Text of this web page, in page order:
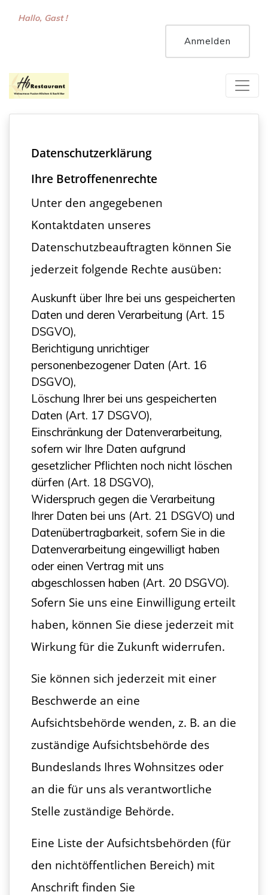
Hallo, Gast !
Anmelden
Datenschutzerklärung
Ihre Betroffenenrechte
Unter den angegebenen
Kontaktdaten unseres
Datenschutzbeauftragten können Sie
jederzeit folgende Rechte ausüben:
Auskunft über Ihre bei uns gespeicherten
Daten und deren Verarbeitung (Art. 15
DSGVO),
Berichtigung unrichtiger
personenbezogener Daten (Art. 16
DSGVO),
Löschung Ihrer bei uns gespeicherten
Daten (Art. 17 DSGVO),
Einschränkung der Datenverarbeitung,
sofern wir Ihre Daten aufgrund
gesetzlicher Pflichten noch nicht löschen
dürfen (Art. 18 DSGVO),
Widerspruch gegen die Verarbeitung
Ihrer Daten bei uns (Art. 21 DSGVO) und
Datenübertragbarkeit, sofern Sie in die
Datenverarbeitung eingewilligt haben
oder einen Vertrag mit uns
abgeschlossen haben (Art. 20 DSGVO).
Sofern Sie uns eine Einwilligung erteilt
haben, können Sie diese jederzeit mit
Wirkung für die Zukunft widerrufen.
Sie können sich jederzeit mit einer
Beschwerde an eine
Aufsichtsbehörde wenden, z. B. an die
zuständige Aufsichtsbehörde des
Bundeslands Ihres Wohnsitzes oder
an die für uns als verantwortliche
Stelle zuständige Behörde.
Eine Liste der Aufsichtsbehörden (für
den nichtöffentlichen Bereich) mit
Anschrift finden Sie